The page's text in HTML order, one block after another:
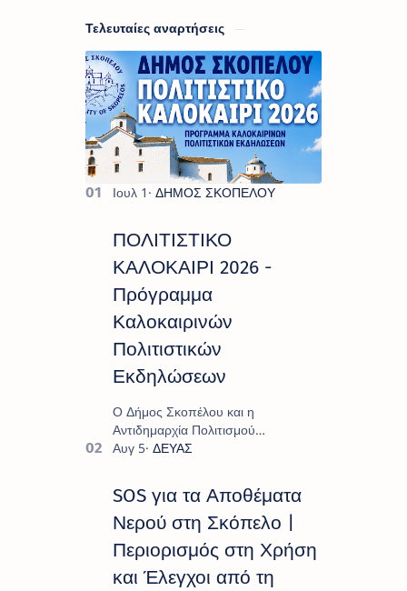
Τελευταίες αναρτήσεις
ΠΟΛΙΤΙΣΤΙΚΟ
ΚΑΛΟΚΑΙΡΙ 2026 -
Πρόγραμμα
Καλοκαιρινών
Πολιτιστικών
Εκδηλώσεων
Ο Δήμος Σκοπέλου και η
Αντιδημαρχία Πολιτισμού
παρουσιάζουν το πρόγραμμα «
πρόγραμμα εκδ…
SOS για τα Αποθέματα
Νερού στη Σκόπελο |
Περιορισμός στη Χρήση
και Έλεγχοι από τη